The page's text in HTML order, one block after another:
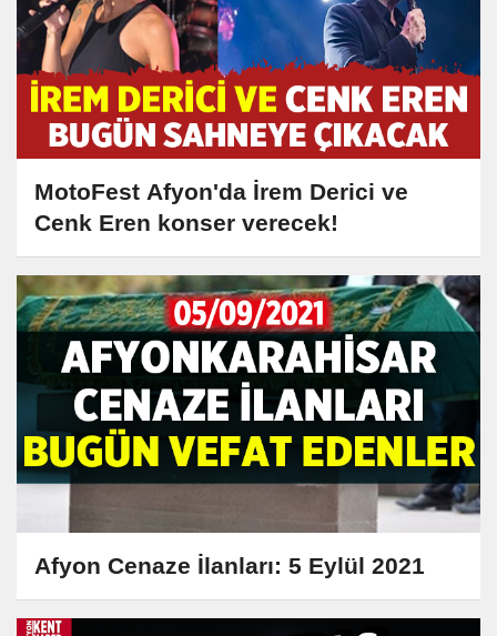
MotoFest Afyon'da İrem Derici ve
Cenk Eren konser verecek!
Afyon Cenaze İlanları: 5 Eylül 2021